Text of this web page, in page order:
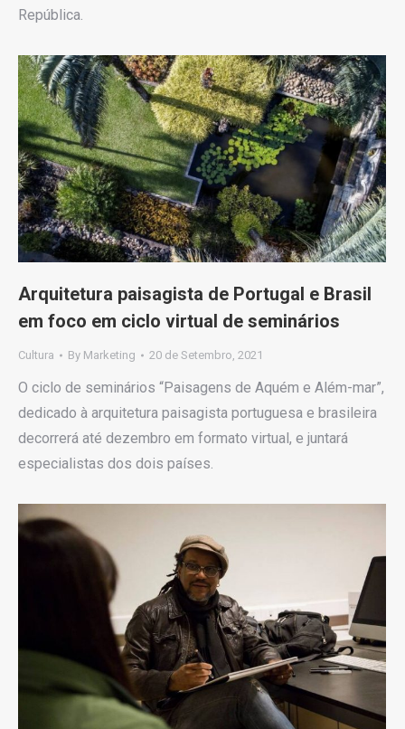
República.
Arquitetura paisagista de Portugal e Brasil
em foco em ciclo virtual de seminários
Cultura By Marketing 20 de Setembro, 2021
O ciclo de seminários “Paisagens de Aquém e Além-mar”,
dedicado à arquitetura paisagista portuguesa e brasileira
decorrerá até dezembro em formato virtual, e juntará
especialistas dos dois países.